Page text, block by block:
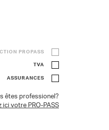
PROPASS
TVA
ASSURANCES
êtes professionel?
ici votre PRO-PASS